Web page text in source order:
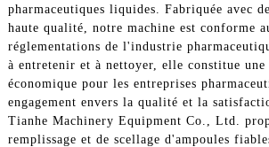
pharmaceutiques liquides. Fabriquée avec
haute qualité, notre machine est conforme
réglementations de l'industrie
à entretenir et à nettoyer, elle constitue
économique pour les entreprises
engagement envers la qualité et la
Tianhe Machinery Equipment Co., Ltd.
remplissage et de scellage d'ampoules